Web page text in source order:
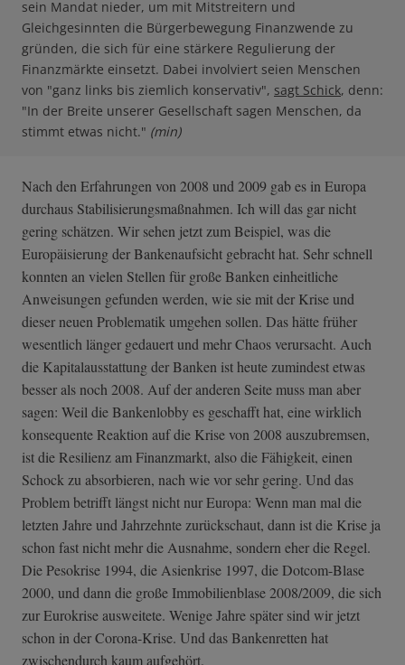
sein Mandat nieder, um mit Mitstreitern und
Gleichgesinnten die Bürgerbewegung Finanzwende zu
gründen, die sich für eine stärkere Regulierung der
Finanzmärkte einsetzt. Dabei involviert seien Menschen
von "ganz links bis ziemlich konservativ", sagt Schick, denn:
"In der Breite unserer Gesellschaft sagen Menschen, da
stimmt etwas nicht." (min)
Nach den Erfahrungen von 2008 und 2009 gab es in Europa
durchaus Stabilisierungsmaßnahmen. Ich will das gar nicht
gering schätzen. Wir sehen jetzt zum Beispiel, was die
Europäisierung der Bankenaufsicht gebracht hat. Sehr schnell
konnten an vielen Stellen für große Banken einheitliche
Anweisungen gefunden werden, wie sie mit der Krise und
dieser neuen Problematik umgehen sollen. Das hätte früher
wesentlich länger gedauert und mehr Chaos verursacht. Auch
die Kapitalausstattung der Banken ist heute zumindest etwas
besser als noch 2008. Auf der anderen Seite muss man aber
sagen: Weil die Bankenlobby es geschafft hat, eine wirklich
konsequente Reaktion auf die Krise von 2008 auszubremsen,
ist die Resilienz am Finanzmarkt, also die Fähigkeit, einen
Schock zu absorbieren, nach wie vor sehr gering. Und das
Problem betrifft längst nicht nur Europa: Wenn man mal die
letzten Jahre und Jahrzehnte zurückschaut, dann ist die Krise ja
schon fast nicht mehr die Ausnahme, sondern eher die Regel.
Die Pesokrise 1994, die Asienkrise 1997, die Dotcom-Blase
2000, und dann die große Immobilienblase 2008/2009, die sich
zur Eurokrise ausweitete. Wenige Jahre später sind wir jetzt
schon in der Corona-Krise. Und das Bankenretten hat
zwischendurch kaum aufgehört.